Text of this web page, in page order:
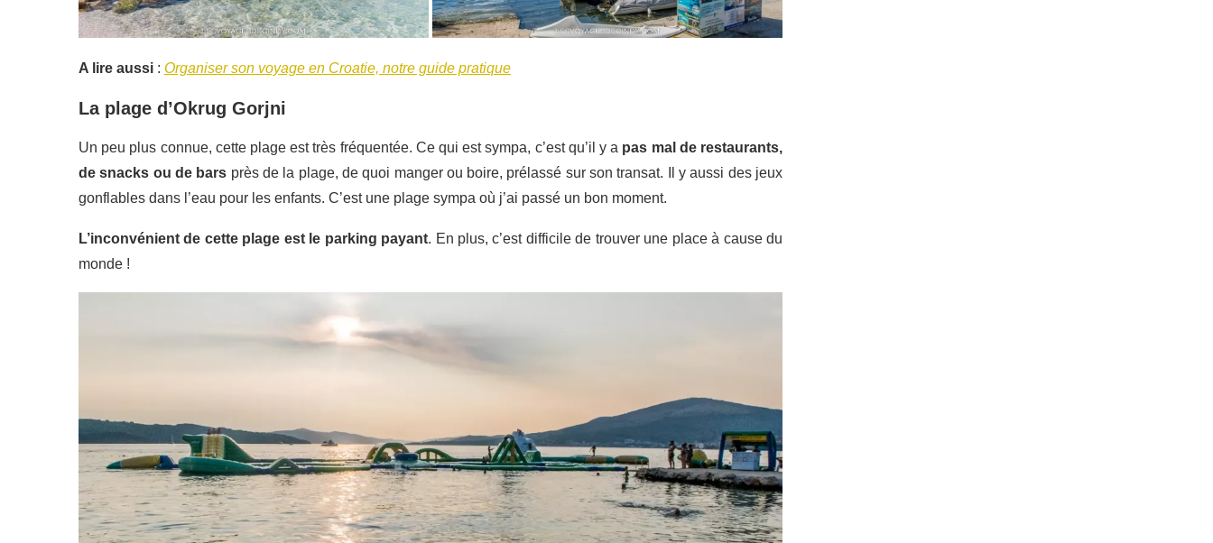
A lire aussi : Organiser son voyage en Croatie, notre guide pratique
La plage d’Okrug Gorjni
Un peu plus connue, cette plage est très fréquentée. Ce qui est sympa, c’est qu’il y a pas mal de restaurants,
de snacks ou de bars près de la plage, de quoi manger ou boire, prélassé sur son transat. Il y aussi des jeux
gonflables dans l’eau pour les enfants. C’est une plage sympa où j’ai passé un bon moment.
L’inconvénient de cette plage est le parking payant. En plus, c’est difficile de trouver une place à cause du
monde !